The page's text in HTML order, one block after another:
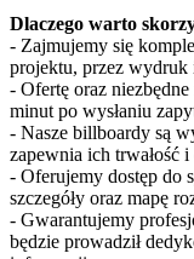
Dlaczego warto
- Zajmujemy się
projektu, przez
- Ofertę oraz
minut po wysłaniu
- Nasze billboardy są
zapewnia ich trwałość
- Oferujemy dostęp do
szczegóły oraz mapę
- Gwarantujemy
będzie prowadził